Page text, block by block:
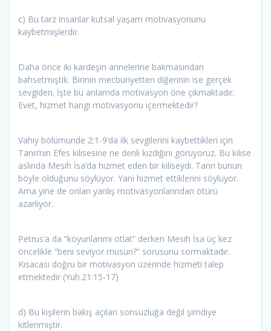
c) Bu tarz insanlar kutsal yaşam motivasyonunu
kaybetmişlerdir.
Daha önce iki kardeşin annelerine bakmasından
bahsetmiştik. Birinin mecburiyetten diğerinin ise gerçek
sevgiden. İşte bu anlamda motivasyon öne çıkmaktadır.
Evet, hizmet hangi motivasyonu içermektedir?
Vahiy bölümünde 2:1-9’da ilk sevgilerini kaybettikleri için
Tanrı’nın Efes kilisesine ne denli kızdığını görüyoruz. Bu kilise
aslında Mesih İsa’da hizmet eden bir kiliseydi. Tanrı bunun
böyle olduğunu söylüyor. Yani hizmet ettiklerini söylüyor.
Ama yine de onları yanlış motivasyonlarından ötürü
azarlıyor.
Petrus’a da “koyunlarımı otlat” derken Mesih İsa üç kez
öncelikle “beni seviyor musun?” sorusunu sormaktadır.
Kısacası doğru bir motivasyon üzerinde hizmeti talep
etmektedir (Yuh.21:15-17)
d) Bu kişilerin bakış açıları sonsuzluğa değil şimdiye
kitlenmiştir.